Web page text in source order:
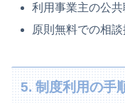
利用事業主の公
原則無料での相
5. 制度利用の手